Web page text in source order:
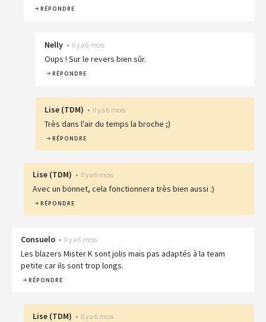
RÉPONDRE
Nelly • Il y a 6 mois
Oups ! Sur le revers bien sûr.
RÉPONDRE
Lise (TDM) • Il y a 6 mois
Très dans l'air du temps la broche ;)
RÉPONDRE
Lise (TDM) • Il y a 6 mois
Avec un bonnet, cela fonctionnera très bien aussi :)
RÉPONDRE
Consuelo • Il y a 6 mois
Les blazers Mister K sont jolis mais pas adaptés à la team
petite car ils sont trop longs.
RÉPONDRE
Lise (TDM) • Il y a 6 mois